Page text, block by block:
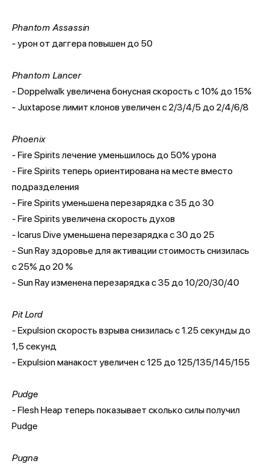
Phantom Assassin
- урон от даггера повышен до 50
Phantom Lancer
- Doppelwalk увеличена бонусная скорость с 10% до 15%
- Juxtapose лимит клонов увеличен с 2/3/4/5 до 2/4/6/8
Phoenix
- Fire Spirits лечение уменьшилось до 50% урона
- Fire Spirits теперь ориентирована на месте вместо
подразделения
- Fire Spirits уменьшена перезарядка с 35 до 30
- Fire Spirits увеличена скорость духов
- Icarus Dive уменьшена перезарядка с 30 до 25
- Sun Ray здоровье для активации стоимость снизилась
с 25% до 20 %
- Sun Ray изменена перезарядка с 35 до 10/20/30/40
Pit Lord
- Expulsion скорость взрыва снизилась с 1.25 секунды до
1,5 секунд
- Expulsion манакост увеличен с 125 до 125/135/145/155
Pudge
- Flesh Heap теперь показывает сколько силы получил
Pudge
Pugna